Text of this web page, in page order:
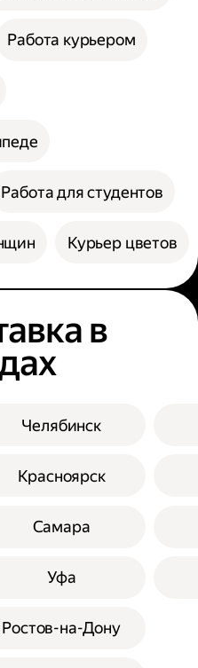
Работа курьером
Работа для студентов
Курьер цветов
в
Челябинск
Красноярск
Самара
Уфа
Ростов-на-Дону